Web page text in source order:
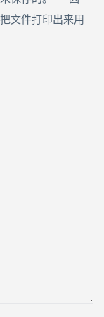
文件打印出来用